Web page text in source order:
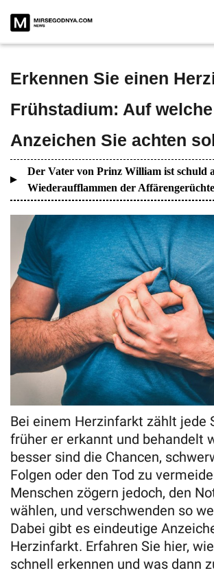
Erkennen Sie einen
Frühstadium: Auf welche
Anzeichen Sie achten
Der Vater von Prinz William ist schuld
Wiederaufflammen der
Bei einem Herzinfarkt zählt jede
früher er erkannt und behandelt
besser sind die Chancen,
Folgen oder den Tod zu
Menschen zögern jedoch, den
wählen, und verschwenden so
Dabei gibt es eindeutige
Herzinfarkt. Erfahren Sie hier,
schnell erkennen und was dann